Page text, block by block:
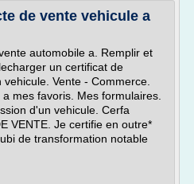
de vente vehicule a
automobile a. Remplir et
un certificat de
Vente - Commerce.
mes favoris. Mes formulaires.
d'un vehicule. Cerfa
VENTE. Je certifie en outre*
de transformation notable